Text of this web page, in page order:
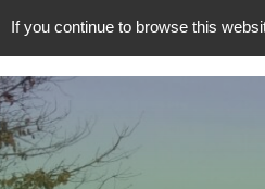
If you continue to browse this